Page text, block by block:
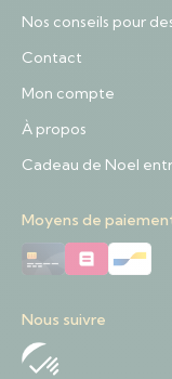
Nos conseils pour
Contact
Mon compte
À propos
Cadeau de Noel
Moyens de
Nous suivre